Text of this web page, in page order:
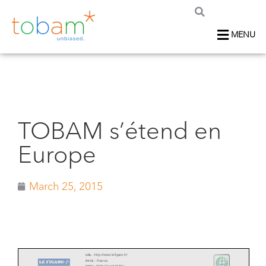
MENU
TOBAM s’étend en
Europe
March 25, 2015
URL : http://www.lefigaro.fr/
PAYS : France